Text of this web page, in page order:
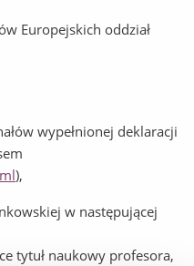
Europejskich oddział
wypełnionej deklaracji
),
w następującej
tytuł naukowy profesora,